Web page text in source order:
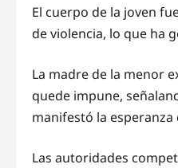
El cuerpo de la joven
de violencia, lo que ha
La madre de la menor
quede impune,
manifestó la
Las autoridades